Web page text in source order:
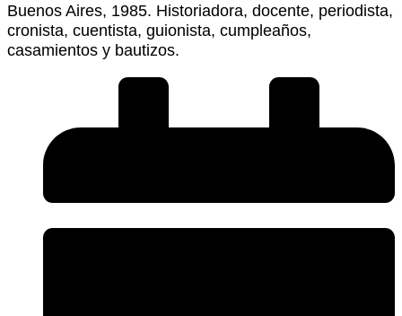
Buenos Aires, 1985. Historiadora, docente, periodista,
cronista, cuentista, guionista, cumpleaños,
casamientos y bautizos.